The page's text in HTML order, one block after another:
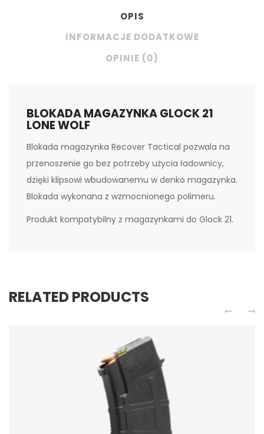
OPIS
INFORMACJE DODATKOWE
OPINIE (0)
BLOKADA MAGAZYNKA GLOCK 21
LONE WOLF
Blokada magazynka Recover Tactical pozwala na
przenoszenie go bez potrzeby użycia ładownicy,
dzięki klipsowi wbudowanemu w denko magazynka.
Blokada wykonana z wzmocnionego polimeru.
Produkt kompatybilny z magazynkami do Glock 21.
RELATED PRODUCTS